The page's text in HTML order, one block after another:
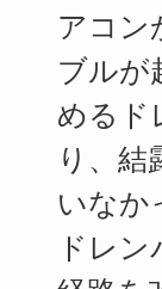
アコン
ブルが
めるド
り、結
いなか
ドレ